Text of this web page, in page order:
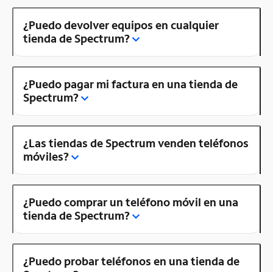
¿Puedo devolver equipos en cualquier
tienda de Spectrum?
¿Puedo pagar mi factura en una tienda de
Spectrum?
¿Las tiendas de Spectrum venden teléfonos
móviles?
¿Puedo comprar un teléfono móvil en una
tienda de Spectrum?
¿Puedo probar teléfonos en una tienda de